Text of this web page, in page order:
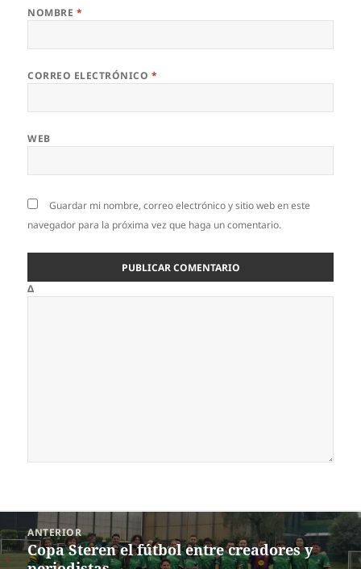
NOMBRE *
CORREO ELECTRÓNICO *
WEB
Guardar mi nombre, correo electrónico y sitio web en este
navegador para la próxima vez que haga un comentario.
Δ
Navegación
de
entradas
ANTERIOR
Entrada
Copa Steren el fútbol entre creadores y